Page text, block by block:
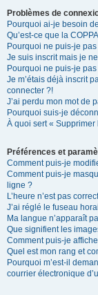
Problèmes de
Pourquoi ai-je besoin
Qu’est-ce que la
Pourquoi ne puis-je pas
Je suis inscrit mais je
Pourquoi ne puis-je
Je m’étais déjà inscrit
connecter ?!
J’ai perdu mon mot de
Pourquoi suis-je
À quoi sert « Supprimer
Préférences et
Comment puis-je
Comment puis-je
ligne ?
L’heure n’est pas
J’ai réglé le fuseau
Ma langue n’apparaît
Que signifient les
Comment puis-je
Quel est mon rang et
Pourquoi m’est-il
courrier électronique